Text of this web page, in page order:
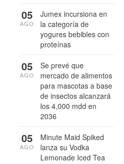
Jumex incursiona en
la categoría de
yogures bebibles con
proteínas
05
AGO
Se prevé que
mercado de alimentos
para mascotas a base
de insectos alcanzará
los 4,000 mdd en
2036
05
AGO
Minute Maid Spiked
lanza su Vodka
Lemonade Iced Tea
05
AGO